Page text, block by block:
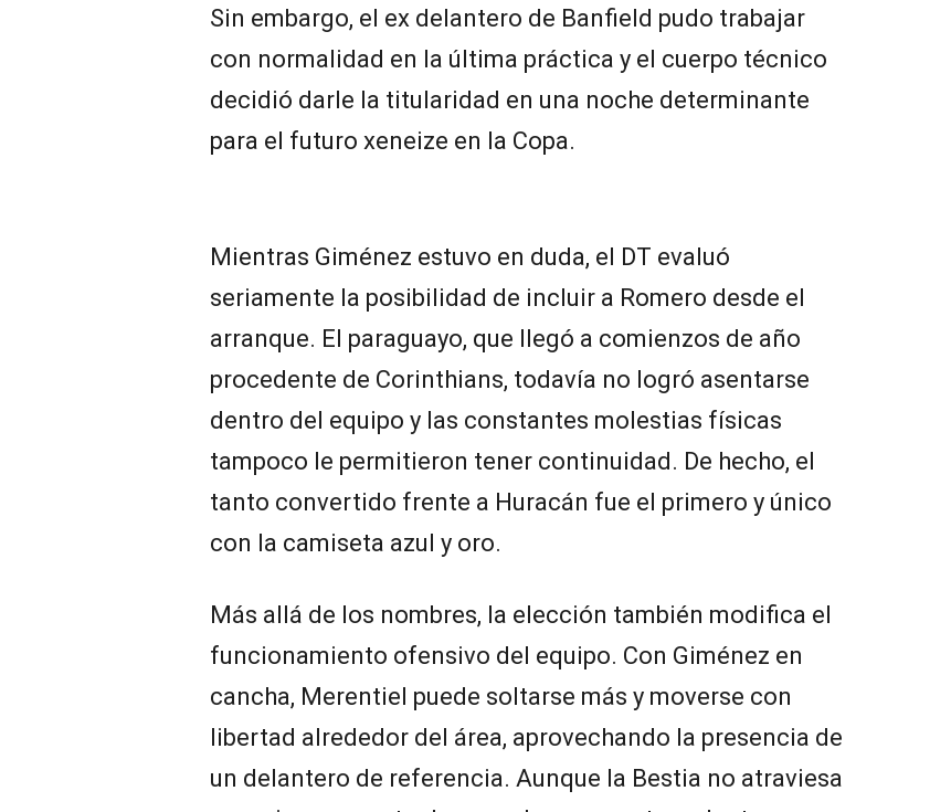
Sin embargo, el ex delantero de Banfield pudo trabajar
con normalidad en la última práctica y el cuerpo técnico
decidió darle la titularidad en una noche determinante
para el futuro xeneize en la Copa.
Mientras Giménez estuvo en duda, el DT evaluó
seriamente la posibilidad de incluir a Romero desde el
arranque. El paraguayo, que llegó a comienzos de año
procedente de Corinthians, todavía no logró asentarse
dentro del equipo y las constantes molestias físicas
tampoco le permitieron tener continuidad. De hecho, el
tanto convertido frente a Huracán fue el primero y único
con la camiseta azul y oro.
Más allá de los nombres, la elección también modifica el
funcionamiento ofensivo del equipo. Con Giménez en
cancha, Merentiel puede soltarse más y moverse con
libertad alrededor del área, aprovechando la presencia de
un delantero de referencia. Aunque la Bestia no atraviesa